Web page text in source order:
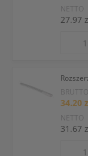
NETTO
27.97
BRUTTO
34.20
NETTO
31.67